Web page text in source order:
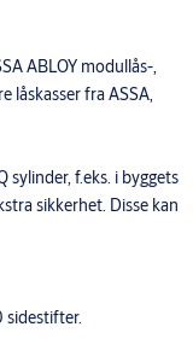
ABLOY modullås-,
låskasser fra ASSA,
sylinder, f.eks. i byggets
sikkerhet. Disse kan
sidestifter.